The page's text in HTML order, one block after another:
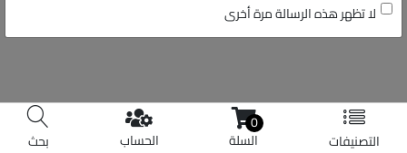
التصنيفات
0
السلة الحساب بحث
لا تظهر هذه الرسالة مرة أخرى